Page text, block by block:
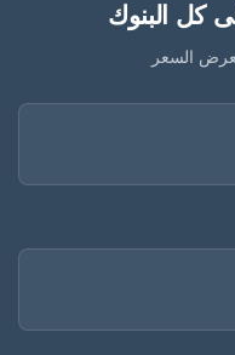
كل البنوك
السعر